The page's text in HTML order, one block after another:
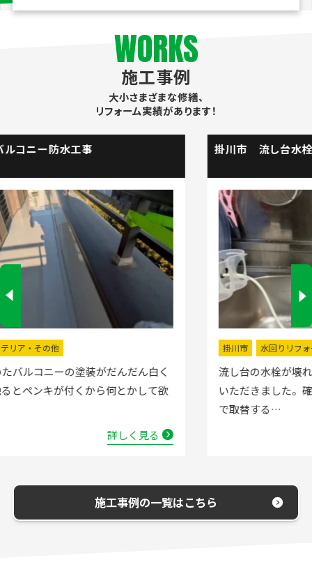
WORKS
施工事例
大小さまざまな修繕、
リフォーム実績があります！
掛川市 流し台水栓取替工事
掛川市
流し台の水栓が壊れたので直してほしいと弊社にお電話
いただきました。確認した所、水栓の吐水が落ちたよう
施工事例の一覧はこちら